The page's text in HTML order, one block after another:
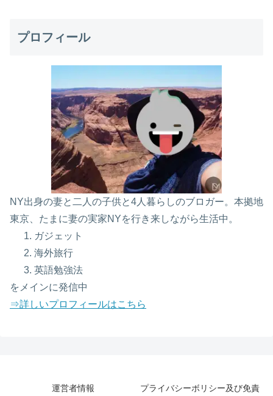
プロフィール
NY出身の妻と二人の子供と4人暮らしのブロガー。本拠地
東京、たまに妻の実家NYを行き来しながら生活中。
ガジェット
海外旅行
英語勉強法
をメインに発信中
⇒詳しいプロフィールはこちら
運営者情報 プライバシーボリシー及び免責